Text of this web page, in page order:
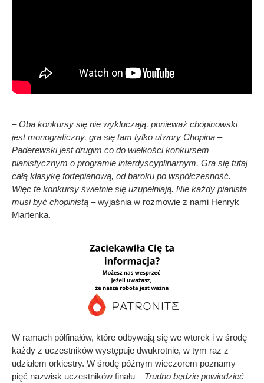
– Oba konkursy się nie wykluczają, ponieważ chopinowski
jest monograficzny, gra się tam tylko utwory Chopina –
Paderewski jest drugim co do wielkości konkursem
pianistycznym o programie interdyscyplinarnym. Gra się tutaj
całą klasykę fortepianową, od baroku po współczesność.
Więc te konkursy świetnie się uzupełniają. Nie każdy pianista
musi być chopinistą –wyjaśnia w rozmowie z nami Henryk
Martenka.
W ramach półfinałów, które odbywają się we wtorek i w środę
każdy z uczestników występuje dwukrotnie, w tym raz z
udziałem orkiestry. W środę późnym wieczorem poznamy
pięć nazwisk uczestników finału –Trudno będzie powiedzieć